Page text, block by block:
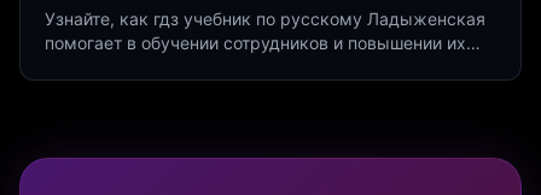
Узнайте, как гдз учебник по русскому Ладыженская
помогает в обучении сотрудников и повышении их